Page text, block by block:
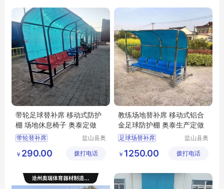
带轮足球替补席 移动式防护
棚 场地休息椅子 奥泰定做
带轮替补席
足球场地休息椅子
教练替补席
盐山县奥
材厂
￥ 290.00 拨打电话
教练场地替补席 移动式铝合
金足球防护棚 奥泰生产定做
足球场替补席
教练场地替补席
足球防护棚
盐山县奥
材厂
￥ 1250.00 拨打电话